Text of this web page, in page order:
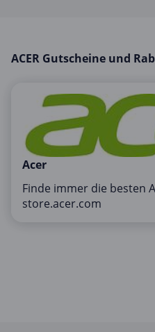
Mode & Accessoires
Sonstiges
Sport & Freizeit
Urlaub & Reise
ACER Gutscheine und
Acer
Finde immer die besten
store.acer.com